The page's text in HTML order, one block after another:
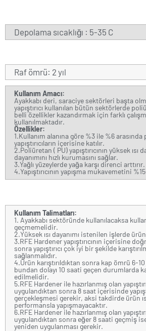
Depolama sıcaklığı : 5-35 C
Raf ömrü: 2 yıl
Kullanım Amacı:
Ayakkabı deri, saraciye sektörleri başta
yapıştırıcı kullanılan bütün sektörlerde
belli özellikler kazandırmak için farklı
kullanılmaktadır.
Özellikler:
1.Kullanım alanına göre %3 ile %6
yapıştırıcıların içerisine katılır.
2.Poliüretan ( PU) yapıştırıcının yüksek ısı
dayanımını hızlı kurumasını sağlar.
3.Yağlı yüzeylerde yağa karşı direnci arttırır.
4.Yapıştırıcının yapışma mukavemetini
Kullanım Talimatları:
1. Ayakkabı sektöründe kullanılacaksa
geçmemelidir.
2.Yüksek ısı dayanımı istenilen işlerde
3.RFE Hardener yapıştırıcının içerisine
sonra yapıştırıcı çok iyi bir şekilde
sağlanmalıdır.
4.Ürün karıştırıldıktan sonra kap ömrü 6-10
bundan dolayı 10 saati geçen durumlarda
edilmelidir.
5.RFE Hardener ile hazırlanmış olan
uygulandıktan sonra 8 saat içerisinde
gerçekleşmesi gerekir, aksi takdirde ürün
performansla yapışmayacaktır.
6.RFE Hardener ile hazırlanmış olan
uygulandıktan sonra eğer 8 saati geçmiş ise
yeniden uygulanması gerekir.